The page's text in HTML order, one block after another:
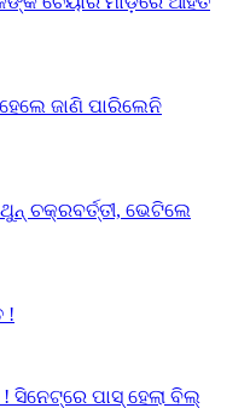
ଜାଣି ପାରିଲେନି
ଚକ୍ରବର୍ତ୍ତୀ, ଭେଟିଲେ
!
ପାସ୍ ହେଲା ବିଲ୍